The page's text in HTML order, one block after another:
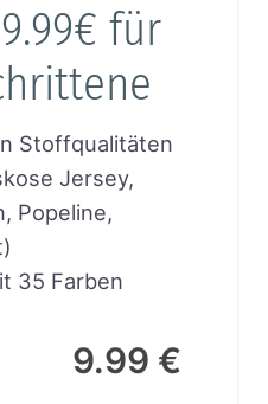
9.99€ für
Stoffqualitäten
Jersey,
Popeline,
35 Farben
9.99 €